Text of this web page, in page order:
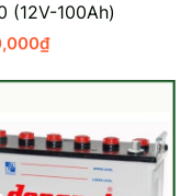
(12V-100Ah)
₫